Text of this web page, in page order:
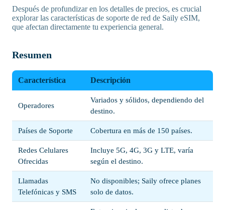
Después de profundizar en los detalles de precios, es crucial
explorar las características de soporte de red de Saily eSIM,
que afectan directamente tu experiencia general.
Resumen
Característica Descripción
Operadores
Variados y sólidos, dependiendo del
destino.
Países de Soporte Cobertura en más de 150 países.
Redes Celulares
Ofrecidas
Incluye 5G, 4G, 3G y LTE, varía
según el destino.
Llamadas
Telefónicas y SMS
No disponibles; Saily ofrece planes
solo de datos.